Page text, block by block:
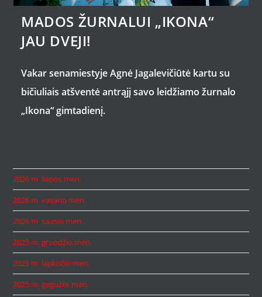
MADOS ŽURNALUI „IKONA“
JAU DVEJI!
Vakar senamiestyje Agnė Jagalevičiūtė kartu su
bičiuliais atšventė antrąjį savo leidžiamo žurnalo
„Ikona“ gimtadienį.
2026 m. liepos mėn.
2026 m. vasario mėn.
2026 m. sausio mėn.
2025 m. gruodžio mėn.
2025 m. lapkričio mėn.
2025 m. gegužės mėn.